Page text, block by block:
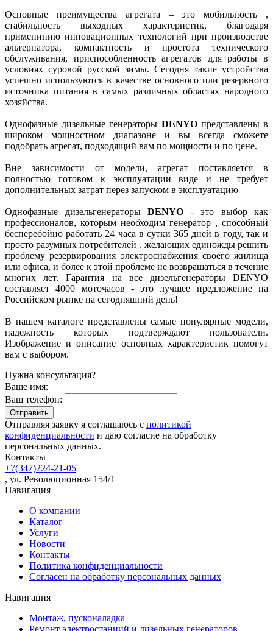
Основные преимущества агрегата – это мобильность ,
стабильность выходных характеристик, благодаря
применинию инновационных технологий при производстве
альтернатора, компактность и простота технического
обслуживания, приспособленность агрегатов для работы в
условиях суровой русской зимы. Сегодня такие устройства
успешно используются в качестве основного или резервного
источника питания в самых различных областях народного
хозяйства.
Однофазные дизельные генераторы DENYOпредставлены в
широком мощностном диапазоне и вы всегда сможете
подобрать агрегат, подходящий вам по мощности и по цене.
Вне зависимости от модели, агрегат поставляется в
полностью готовом к эксплуатации виде и не требует
дополнительных затрат перез запуском в эксплуатацию
Однофазные дизельгенераторы DENYO - это выбор как
профессионалов, которым необходим генератор , способный
бесперебойно работать 24 часа в сутки 365 дней в году, так и
просто разумных потребителей , желающих единожды решить
проблему резервирования электроснабжения своего жилища
или офиса, и более к этой проблеме не возвращаться в течение
многих лет. Гарантия на все дизельгенераторы DENYO
составляет 4000 моточасов - это лучшее предложение на
Российском рынке на сегодняшний день!
В нашем каталоге представлены самые популярные модели,
надежность которых подтверждают пользователи.
Изображение и описание основных характеристик помогут
вам с выбором.
Нужна консультация?
Ваше имя:
Ваш телефон:
Отправляя заявку я соглашаюсь с политикой
конфиденциальности и даю согласие на обработку
персональных данных.
Контакты
+7(347)224-21-05
, ул. Революционная 154/1
Навигация
О компании
Каталог
Услуги
Новости
Контакты
Политика конфиденциальности
Согласен на обработку персональных данных
Навигация
Монтаж, пусконаладка
Ремонт электростанций и дизельных генераторов